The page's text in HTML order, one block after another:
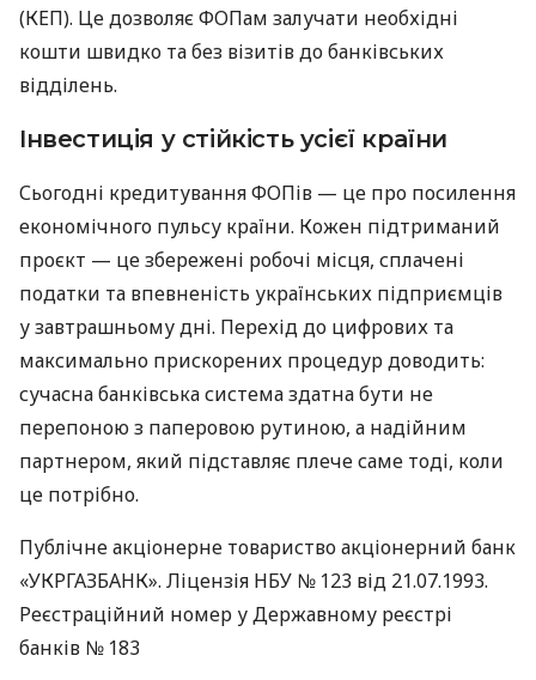
(КЕП). Це дозволяє ФОПам залучати необхідні
кошти швидко та без візитів до банківських
відділень.
Інвестиція у стійкість усієї країни
Сьогодні кредитування ФОПів — це про посилення
економічного пульсу країни. Кожен підтриманий
проєкт — це збережені робочі місця, сплачені
податки та впевненість українських підприємців
у завтрашньому дні. Перехід до цифрових та
максимально прискорених процедур доводить:
сучасна банківська система здатна бути не
перепоною з паперовою рутиною, а надійним
партнером, який підставляє плече саме тоді, коли
це потрібно.
Публічне акціонерне товариство акціонерний банк
«УКРГАЗБАНК». Ліцензія НБУ № 123 від 21.07.1993.
Реєстраційний номер у Державному реєстрі
банків № 183